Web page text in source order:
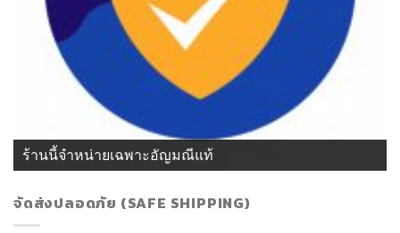
ร้านนี้จำหน่ายเฉพาะอัญมณีแท้
จัดส่งปลอดภัย (SAFE SHIPPING)